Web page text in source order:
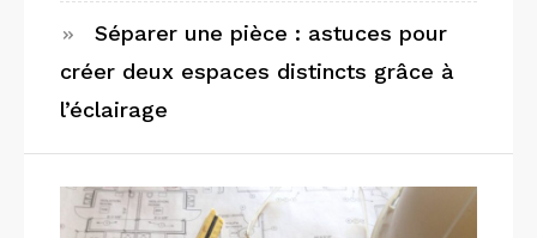
Séparer une pièce : astuces pour
créer deux espaces distincts grâce à
l’éclairage